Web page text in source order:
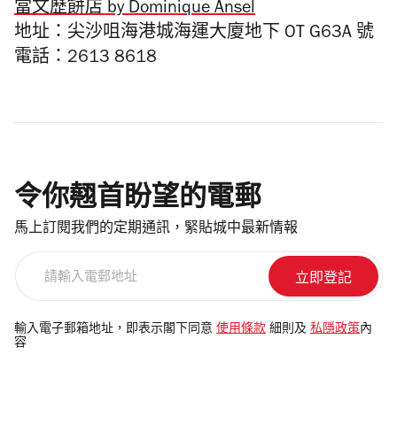
當文歷餅店 by Dominique Ansel
地址：尖沙咀海港城海運大廈地下 OT G63A 號
電話：2613 8618
令你翹首盼望的電郵
馬上訂閱我們的定期通訊，緊貼城中最新情報
電
郵
輸入電子郵箱地址，即表示閣下同意 使用條款 細則及 私隱政策 內
容